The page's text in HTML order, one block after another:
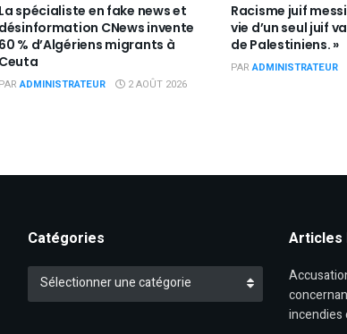
La spécialiste en fake news et
désinformation CNews invente
60 % d’Algériens migrants à
Ceuta
PAR ADMINISTRATEUR 2 AOÛT 2026
Racisme juif
vie d’un seul juif
de Palestiniens. »
PAR ADMINISTRATEUR
Catégories
Catégories
Sélectionner une catégorie
Articles
incendies